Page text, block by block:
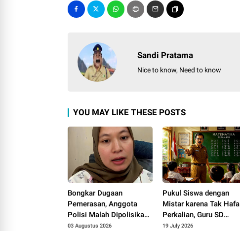
Sandi Pratama
Nice to know, Need to know
YOU MAY LIKE THESE POSTS
Bongkar Dugaan
Pemerasan, Anggota
Polisi Malah Dipolisikan
sesama Polisi
03 Augustus 2026
Pukul Siswa dengan
Mistar karena Tak Hafal
Perkalian, Guru SD
Dipolisikan
19 July 2026